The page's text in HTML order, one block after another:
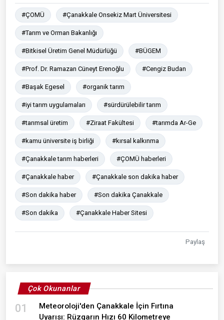
#ÇOMÜ #Çanakkale Onsekiz Mart Üniversitesi
#Tarım ve Orman Bakanlığı
#Bitkisel Üretim Genel Müdürlüğü #BÜGEM
#Prof. Dr. Ramazan Cüneyt Erenoğlu #Cengiz Budan
#Başak Egesel #organik tarım
#iyi tarım uygulamaları #sürdürülebilir tarım
#tarımsal üretim #Ziraat Fakültesi #tarımda Ar-Ge
#kamu üniversite iş birliği #kırsal kalkınma
#Çanakkale tarım haberleri #ÇOMÜ haberleri
#Çanakkale haber #Çanakkale son dakika haber
#Son dakika haber #Son dakika Çanakkale
#Son dakika #Çanakkale Haber Sitesi
Paylaş
Çok Okunanlar
01
Meteoroloji'den Çanakkale İçin Fırtına
Uyarısı: Rüzgarın Hızı 60 Kilometreye